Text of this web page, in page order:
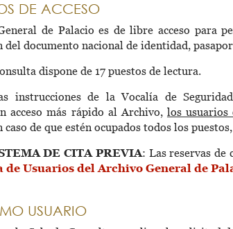
DE ACCESO
de Palacio es de libre acceso para
del documento nacional de identidad,
dispone de 17 puestos de lectura.
instrucciones de la Vocalía de
acceso más rápido al Archivo, los usuarios
caso de que estén ocupados todos los
DE CITA PREVIA: Las reservas de
de Usuarios del Archivo General de
USUARIO